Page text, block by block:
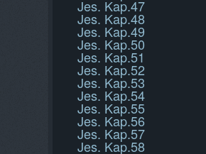
Jes. Kap.47
Jes. Kap.48
Jes. Kap.49
Jes. Kap.50
Jes. Kap.51
Jes. Kap.52
Jes. Kap.53
Jes. Kap.54
Jes. Kap.55
Jes. Kap.56
Jes. Kap.57
Jes. Kap.58